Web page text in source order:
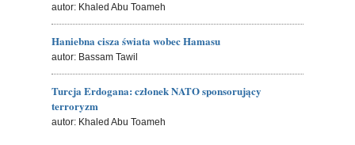
autor: Khaled Abu Toameh
Haniebna cisza świata wobec Hamasu
autor: Bassam Tawil
Turcja Erdogana: członek NATO sponsorujący
terroryzm
autor: Khaled Abu Toameh